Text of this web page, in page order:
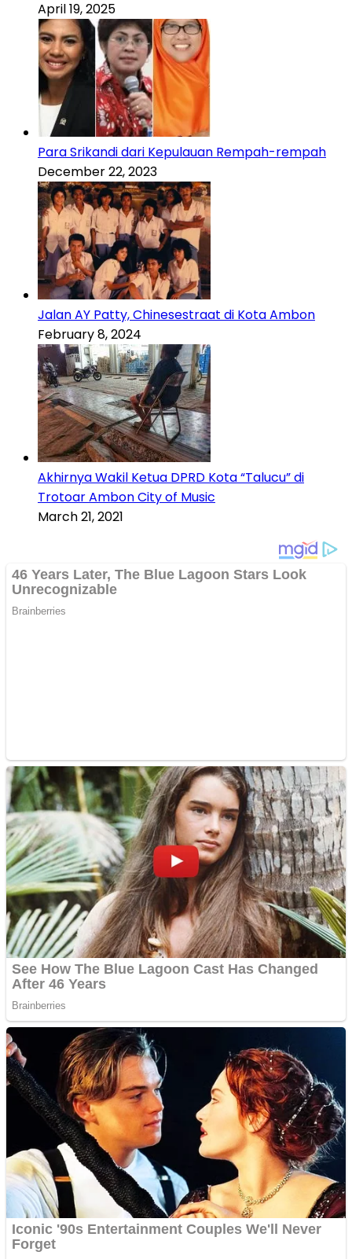
April 19, 2025
Para Srikandi dari Kepulauan Rempah-rempah
December 22, 2023
Jalan AY Patty, Chinesestraat di Kota Ambon
February 8, 2024
Akhirnya Wakil Ketua DPRD Kota “Talucu” di
Trotoar Ambon City of Music
March 21, 2021